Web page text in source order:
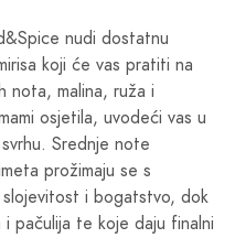
nudi dostatnu
koji će vas pratiti na
nota, malina, ruža i
osjetila, uvodeći vas u
Srednje note
prožimaju se s
slojevitost i bogatstvo, dok
pačulija te koje daju finalni